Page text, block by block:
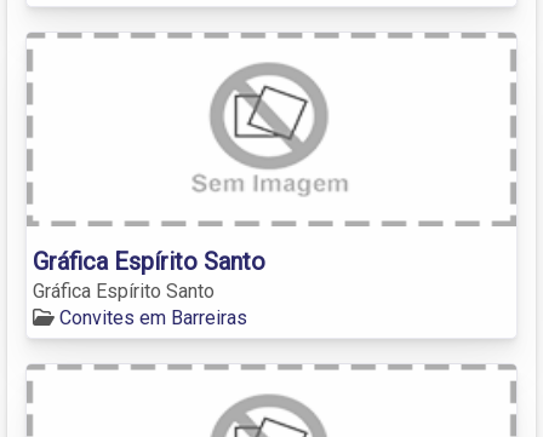
Gráfica Espírito Santo
Gráfica Espírito Santo
Convites em Barreiras